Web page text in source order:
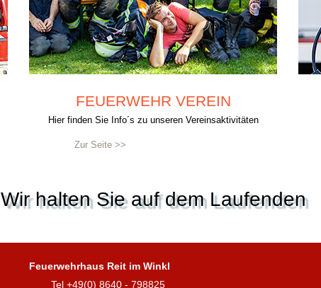
FEUERWEHR VEREIN
Hier finden Sie Info´s zu unseren Vereinsaktivitäten
Zur Seite >>
Wir halten Sie auf dem Laufenden
Feuerwehrhaus Reit im Winkl
Tel +49(0) 8640 - 798825